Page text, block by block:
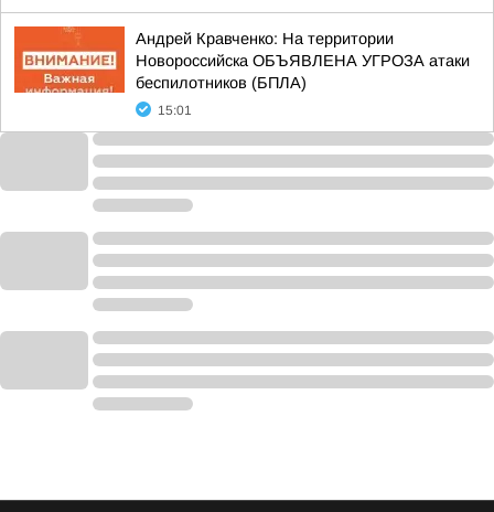
Андрей Кравченко: На территории
Новороссийска ОБЪЯВЛЕНА УГРОЗА атаки
беспилотников (БПЛА)
15:01